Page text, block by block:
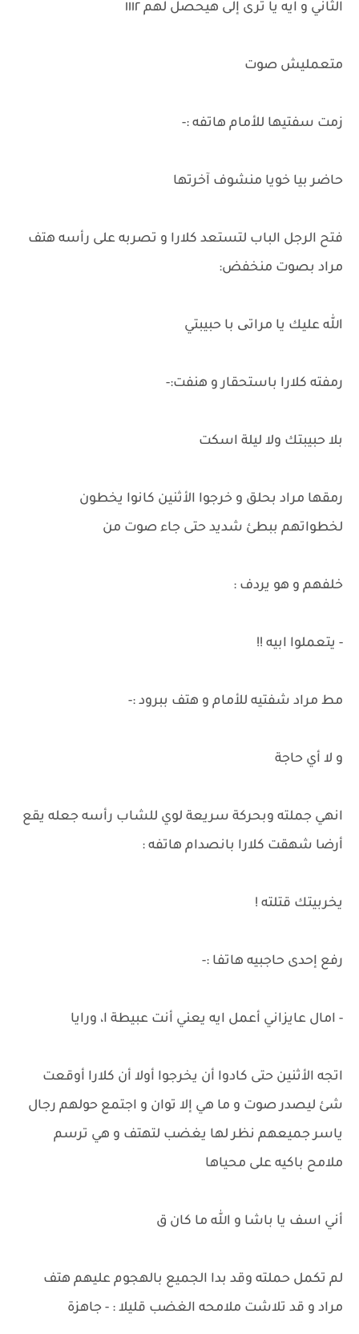
الثاني و ايه يا ترى إلى هيحصل لهم ١١١٢
متعمليش صوت
زمت سفتيها للأمام هاتفه :-
حاضر بيا خويا منشوف آخرتها
فتح الرجل الباب لتستعد كلارا و تصربه على رأسه هتف
مراد بصوت منخفض:
الله عليك يا مراتی با حبيبتي
رمفته كلارا باستحقار و هنفت:-
بلا حبيبتك ولا ليلة اسكت
رمقها مراد بحلق و خرجوا الأثنين كانوا يخطون
لخطواتهم ببطئ شديد حتى جاء صوت من
خلفهم و هو يردف :
- يتعملوا ابيه !!
مط مراد شفتيه للأمام و هتف ببرود :-
و لا أي حاجة
انهي جملته وبحركة سريعة لوي للشاب رأسه جعله يقع
أرضا شهقت كلارا بانصدام هاتفه :
يخربيتك قتلته !
رفع إحدى حاجبيه هاتفا :-
- امال عايزاني أعمل ايه يعني أنت عبيطة ا، ورايا
اتجه الأثنين حتى كادوا أن يخرجوا أولا أن كلارا أوقعت
شئ ليصدر صوت و ما هي إلا توان و اجتمع حولهم رجال
ياسر جميعهم نظر لها يغضب لتهتف و هي ترسم
ملامح باكيه على محياها
أني اسف يا باشا و الله ما كان ق
لم تكمل حملته وقد بدا الجميع بالهجوم عليهم هتف
مراد و قد تلاشت ملامحه الغضب قليلا : - جاهزة